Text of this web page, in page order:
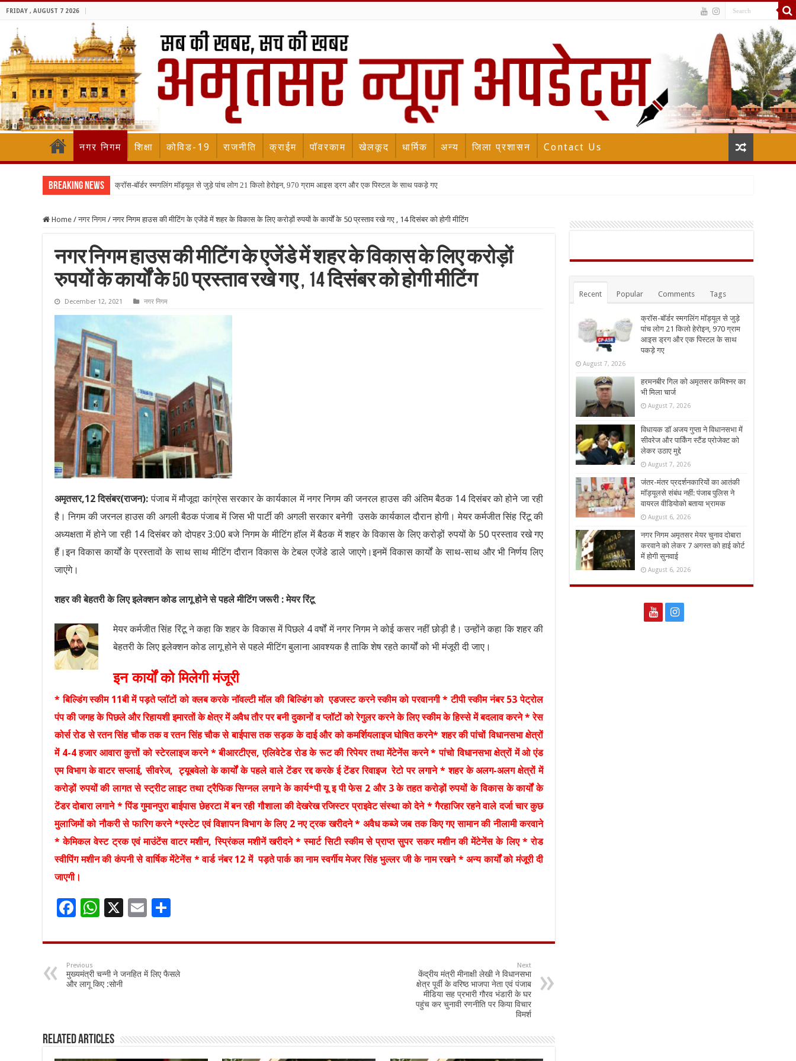
FRIDAY , AUGUST 7 2026
नगर निगम शिक्षा कोविड-19 राजनीति क्राईम पॉवरकाम खेलकूद धार्मिक अन्य जिला प्रशासन Contact Us
Breaking News क्रॉस-बॉर्डर स्मगलिंग मॉड्यूल से जुड़े पांच लोग 21 किलो हेरोइन, 970 ग्राम आइस ड्रग और एक पिस्टल के साथ पकड़े गए
Home / नगर निगम / नगर निगम हाउस की मीटिंग के एजेंडे में शहर के विकास के लिए करोड़ों रुपयों के कार्यों के 50 प्रस्ताव रखे गए , 14 दिसंबर को होगी मीटिंग
नगर निगम हाउस की मीटिंग के एजेंडे में शहर के विकास के लिए करोड़ों
रुपयों के कार्यों के 50 प्रस्ताव रखे गए , 14 दिसंबर को होगी मीटिंग
December 12, 2021 नगर निगम
अमृतसर,12 दिसंबर(राजन):पंजाब में मौजूदा कांग्रेस सरकार के कार्यकाल में नगर निगम की जनरल हाउस की अंतिम बैठक 14 दिसंबर को होने जा रही
है। निगम की जरनल हाउस की अगली बैठक पंजाब में जिस भी पार्टी की अगली सरकार बनेगी उसके कार्यकाल दौरान होगी। मेयर कर्मजीत सिंह रिंटू की
अध्यक्षता में होने जा रही 14 दिसंबर को दोपहर 3:00 बजे निगम के मीटिंग हॉल में बैठक में शहर के विकास के लिए करोड़ों रुपयों के 50 प्रस्ताव रखे गए
हैं।इन विकास कार्यों के प्रस्तावों के साथ साथ मीटिंग दौरान विकास के टेबल एजेंडे डाले जाएगे।इनमें विकास कार्यों के साथ-साथ और भी निर्णय लिए
जाएंगे।
शहर की बेहतरी के लिए इलेक्शन कोड लागू होने से पहले मीटिंग जरूरी : मेयर रिंटू
मेयर कर्मजीत सिंह रिंटू ने कहा कि शहर के विकास में पिछले 4 वर्षों में नगर निगम ने कोई कसर नहीं छोड़ी है। उन्होंने कहा कि शहर की
बेहतरी के लिए इलेक्शन कोड लागू होने से पहले मीटिंग बुलाना आवश्यक है ताकि शेष रहते कार्यों को भी मंजूरी दी जाए।
इन कार्यों को मिलेगी मंजूरी
* बिल्डिंग स्कीम 11बी में पड़ते प्लॉटों को क्लब करके नॉवल्टी मॉल की बिल्डिंग को एडजस्ट करने स्कीम को परवानगी * टीपी स्कीम नंबर 53 पेट्रोल
पंप की जगह के पिछले और रिहायशी इमारतों के क्षेत्र में अवैध तौर पर बनी दुकानों व प्लॉटों को रेगुलर करने के लिए स्कीम के हिस्से में बदलाव करने * रेस
कोर्स रोड से रतन सिंह चौक तक व रतन सिंह चौक से बाईपास तक सड़क के दाई और को कमर्शियलाइज घोषित करने* शहर की पांचों विधानसभा क्षेत्रों
में 4-4 हजार आवारा कुत्तों को स्टेरलाइज करने * बीआरटीएस, एलिवेटेड रोड के रूट की रिपेयर तथा मेंटेनेंस करने * पांचो विधानसभा क्षेत्रों में ओ एंड
एम विभाग के वाटर सप्लाई, सीवरेज, ट्यूबवेलो के कार्यों के पहले वाले टेंडर रद्द करके ई टेंडर रिवाइज रेटो पर लगाने * शहर के अलग-अलग क्षेत्रों में
करोड़ों रुपयों की लागत से स्ट्रीट लाइट तथा ट्रैफिक सिग्नल लगाने के कार्य*पी यू इ पी फेस 2 और 3 के तहत करोड़ों रुपयों के विकास के कार्यों के
टेंडर दोबारा लगाने * पिंड गुमानपुरा बाईपास छेहरटा में बन रही गौशाला की देखरेख रजिस्टर प्राइवेट संस्था को देने * गैरहाजिर रहने वाले दर्जा चार कुछ
मुलाजिमों को नौकरी से फारिग करने *एस्टेट एवं विज्ञापन विभाग के लिए 2 नए ट्रक खरीदने * अवैध कब्जे जब तक किए गए सामान की नीलामी करवाने
* केमिकल वेस्ट ट्रक एवं माउंटेंस वाटर मशीन, स्प्रिंकल मशीनें खरीदने * स्मार्ट सिटी स्कीम से प्राप्त सुपर सकर मशीन की मेंटेनेंस के लिए * रोड
स्वीपिंग मशीन की कंपनी से वार्षिक मेंटेनेंस * वार्ड नंबर 12 में पड़ते पार्क का नाम स्वर्गीय मेजर सिंह भुल्लर जी के नाम रखने * अन्य कार्यों को मंजूरी दी
जाएगी।
F
e
b
o
W
at
sA
p
X
E
ai
l
ar
e
Previous
मुख्यमंत्री चन्नी ने जनहित में लिए फैसले
और लागू किए :सोनी
Next
केंद्रीय मंत्री मीनाक्षी लेखी ने विधानसभा
क्षेत्र पूर्वी के वरिष्ठ भाजपा नेता एवं पंजाब
मीडिया सह प्रभारी गौरव भंडारी के घर
पहुंच कर चुनावी रणनीति पर किया विचार
विमर्श
Related Articles
Recent Popular Comments Tags
क्रॉस-बॉर्डर स्मगलिंग मॉड्यूल से जुड़े
पांच लोग 21 किलो हेरोइन, 970 ग्राम
आइस ड्रग और एक पिस्टल के साथ
पकड़े गए
August 7, 2026
हरमनबीर गिल को अमृतसर कमिश्नर का
भी मिला चार्ज
August 7, 2026
विधायक डॉ अजय गुप्ता ने विधानसभा में
सीवरेज और पार्किंग स्टैंड प्रोजेक्ट को
लेकर उठाए मुद्दे
August 7, 2026
जंतर-मंतर प्रदर्शनकारियों का आतंकी
मॉड्यूलसे संबंध नहीं: पंजाब पुलिस ने
वायरल वीडियोको बताया भ्रामक
August 6, 2026
नगर निगम अमृतसर मेयर चुनाव दोबारा
करवाने को लेकर 7 अगस्त को हाई कोर्ट
में होगी सुनवाई
August 6, 2026